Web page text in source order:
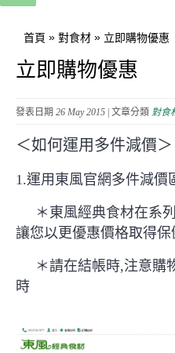
首頁 » 對食材 » 立即購物優惠
立即購物優惠
發表日期 26 May 2015 | 文章分類 對食
＜如何運用多件減價＞
1.運用東風官網多件減價
＊東風經典食材在系
讓您以更優惠價格取得保
＊請在結帳時,注意購
時